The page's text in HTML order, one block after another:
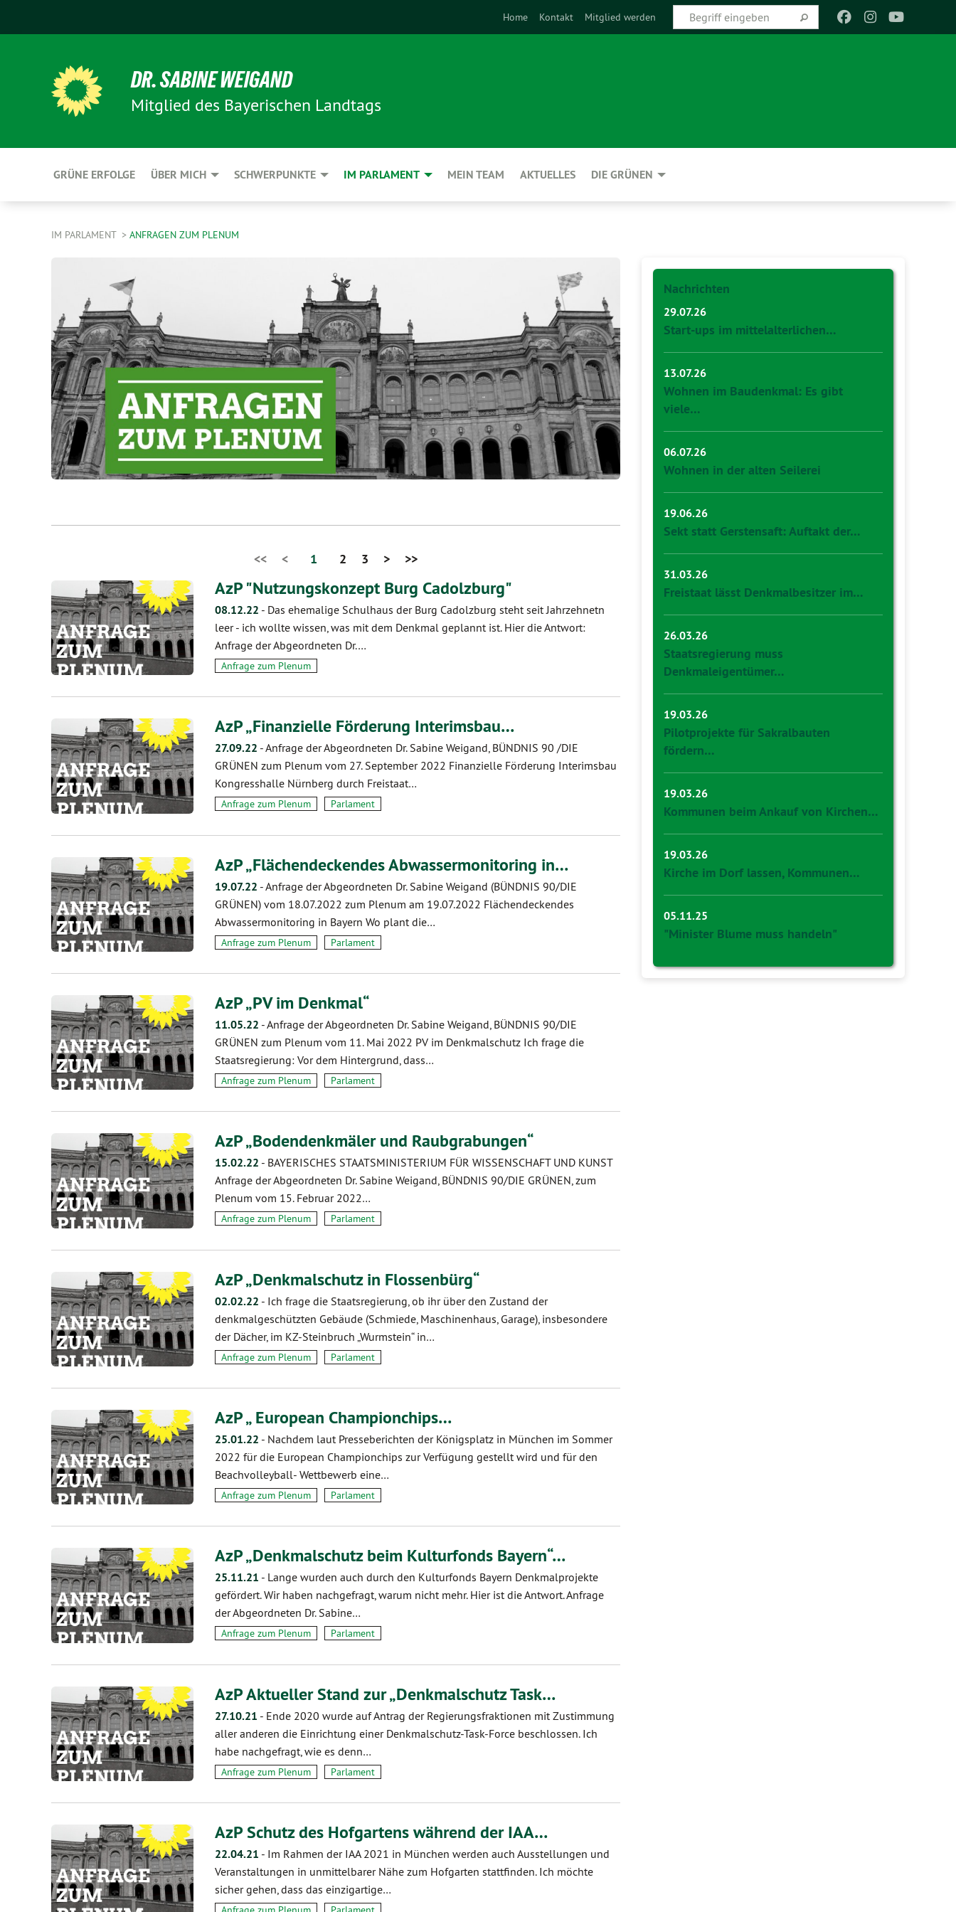
Home Kontakt Mitglied werden
DR. SABINE WEIGAND
Mitglied des Bayerischen Landtags
GRÜNE ERFOLGE ÜBER MICH SCHWERPUNKTE IM PARLAMENT MEIN TEAM AKTUELLES DIE GRÜNEN
IM PARLAMENT ANFRAGEN ZUM PLENUM
<< < 1 2 3 > >>
AzP "Nutzungskonzept Burg Cadolzburg"
08.12.22 - Das ehemalige Schulhaus der Burg Cadolzburg steht seit Jahrzehnetn
leer - ich wollte wissen, was mit dem Denkmal geplannt ist. Hier die Antwort:
Anfrage der Abgeordneten Dr.…
Anfrage zum Plenum
AzP „Finanzielle Förderung Interimsbau…
27.09.22 -Anfrage der Abgeordneten Dr. Sabine Weigand, BÜNDNIS 90 /DIE
GRÜNEN zum Plenum vom 27. September 2022 Finanzielle Förderung Interimsbau
Kongresshalle Nürnberg durch Freistaat…
Anfrage zum Plenum Parlament
AzP „Flächendeckendes Abwassermonitoring in…
19.07.22 -Anfrage der Abgeordneten Dr. Sabine Weigand (BÜNDNIS 90/DIE
GRÜNEN) vom 18.07.2022 zum Plenum am 19.07.2022 Flächendeckendes
Abwassermonitoring in Bayern Wo plant die…
Anfrage zum Plenum Parlament
AzP „PV im Denkmal“
11.05.22 -Anfrage der Abgeordneten Dr. Sabine Weigand, BÜNDNIS 90/DIE
GRÜNEN zum Plenum vom 11. Mai 2022 PV im Denkmalschutz Ich frage die
Staatsregierung: Vor dem Hintergrund, dass…
Anfrage zum Plenum Parlament
AzP „Bodendenkmäler und Raubgrabungen“
15.02.22 - BAYERISCHES STAATSMINISTERIUM FÜR WISSENSCHAFT UND KUNST
Anfrage der Abgeordneten Dr. Sabine Weigand, BÜNDNIS 90/DIE GRÜNEN, zum
Plenum vom 15. Februar 2022…
Anfrage zum Plenum Parlament
AzP „Denkmalschutz in Flossenbürg“
02.02.22 - Ich frage die Staatsregierung, ob ihr über den Zustand der
denkmalgeschützten Gebäude (Schmiede, Maschinenhaus, Garage), insbesondere
der Dächer, im KZ-Steinbruch „Wurmstein“ in…
Anfrage zum Plenum Parlament
AzP „ European Championchips…
25.01.22 - Nachdem laut Presseberichten der Königsplatz in München im Sommer
2022 für die European Championchips zur Verfügung gestellt wird und für den
Beachvolleyball- Wettbewerb eine…
Anfrage zum Plenum Parlament
AzP „Denkmalschutz beim Kulturfonds Bayern“…
25.11.21 - Lange wurden auch durch den Kulturfonds Bayern Denkmalprojekte
gefördert. Wir haben nachgefragt, warum nicht mehr. Hier ist die Antwort. Anfrage
der Abgeordneten Dr. Sabine…
Anfrage zum Plenum Parlament
AzP Aktueller Stand zur „Denkmalschutz Task…
27.10.21 - Ende 2020 wurde auf Antrag der Regierungsfraktionen mit Zustimmung
aller anderen die Einrichtung einer Denkmalschutz-Task-Force beschlossen. Ich
habe nachgefragt, wie es denn…
Anfrage zum Plenum Parlament
AzP Schutz des Hofgartens während der IAA…
22.04.21 - Im Rahmen der IAA 2021 in München werden auch Ausstellungen und
Veranstaltungen in unmittelbarer Nähe zum Hofgarten stattfinden. Ich möchte
sicher gehen, dass das einzigartige…
Nachrichten
29.07.26
Start-ups im mittelalterlichen…
13.07.26
Wohnen im Baudenkmal: Es gibt
viele…
06.07.26
Wohnen in der alten Seilerei
19.06.26
Sekt statt Gerstensaft: Auftakt der…
31.03.26
Freistaat lässt Denkmalbesitzer im…
26.03.26
Staatsregierung muss
Denkmaleigentümer…
19.03.26
Pilotprojekte für Sakralbauten
fördern…
19.03.26
Kommunen beim Ankauf von Kirchen…
19.03.26
Kirche im Dorf lassen, Kommunen…
05.11.25
"Minister Blume muss handeln"